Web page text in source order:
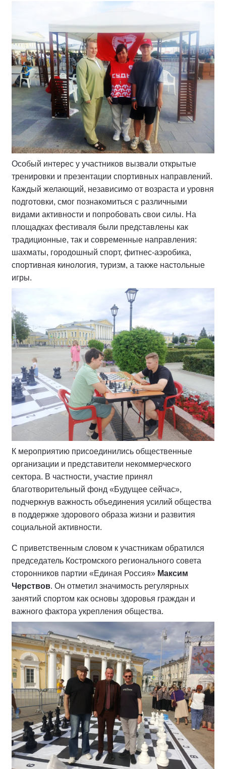
Особый интерес у участников вызвали открытые
тренировки и презентации спортивных направлений.
Каждый желающий, независимо от возраста и уровня
подготовки, смог познакомиться с различными
видами активности и попробовать свои силы. На
площадках фестиваля были представлены как
традиционные, так и современные направления:
шахматы, городошный спорт, фитнес-аэробика,
спортивная кинология, туризм, а также настольные
игры.
К мероприятию присоединились общественные
организации и представители некоммерческого
сектора. В частности, участие принял
благотворительный фонд «Будущее сейчас»,
подчеркнув важность объединения усилий общества
в поддержке здорового образа жизни и развития
социальной активности.
С приветственным словом к участникам обратился
председатель Костромского регионального совета
сторонников партии «Единая Россия» Максим
Черствов. Он отметил значимость регулярных
занятий спортом как основы здоровья граждан и
важного фактора укрепления общества.